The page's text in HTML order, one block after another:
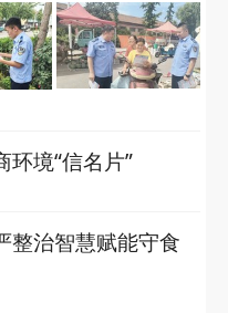
境“信名片”
整治智慧赋能守食